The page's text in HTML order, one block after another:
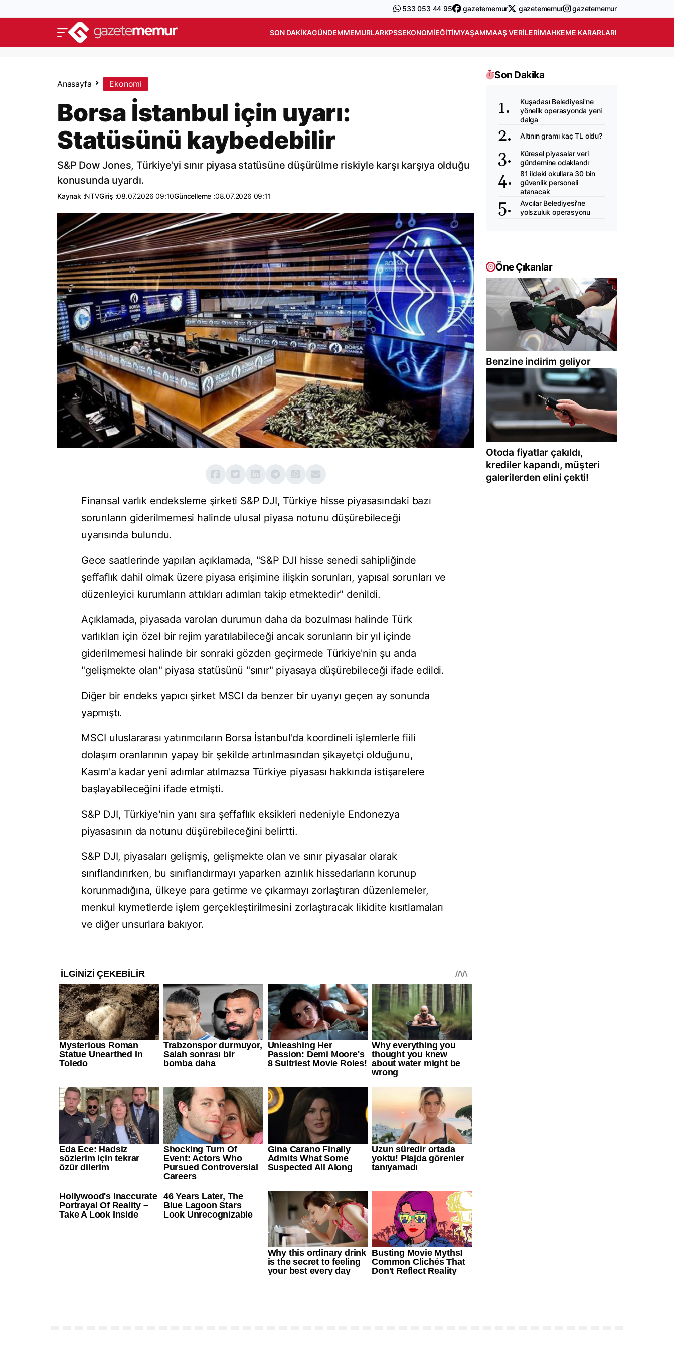
533 053 44 95 gazetememur gazetememur gazetememur
SON DAKIKAGÜNDEMMEMURLARKPSSEKONOMIEĞITIMYAŞAMMAAŞ VERILERIMAHKEME KARARLARI
Anasayfa Ekonomi
Borsa İstanbul için uyarı:
Statüsünü kaybedebilir
S&P Dow Jones, Türkiye'yi sınır piyasa statüsüne düşürülme riskiyle karşı karşıya olduğu
konusunda uyardı.
Kaynak :NTVGiriş :08.07.2026 09:10Güncelleme :08.07.2026 09:11
Finansal varlık endeksleme şirketi S&P DJI, Türkiye hisse piyasasındaki bazı
sorunların giderilmemesi halinde ulusal piyasa notunu düşürebileceği
uyarısında bulundu.
Gece saatlerinde yapılan açıklamada, "S&P DJI hisse senedi sahipliğinde
şeffaflık dahil olmak üzere piyasa erişimine ilişkin sorunları, yapısal sorunları ve
düzenleyici kurumların attıkları adımları takip etmektedir" denildi.
Açıklamada, ⁠piyasada varolan durumun daha da bozulması halinde Türk
varlıkları için özel bir rejim yaratılabileceği ancak sorunların bir yıl içinde
giderilmemesi halinde bir sonraki gözden geçirmede Türkiye'nin şu anda
"gelişmekte olan" piyasa statüsünü "sınır" piyasaya düşürebileceği ifade edildi.
Diğer bir endeks yapıcı şirket MSCI ⁠da benzer bir uyarıyı geçen ay sonunda
yapmıştı.
MSCI uluslararası yatırımcıların Borsa İstanbul'da koordineli işlemlerle fiili
dolaşım oranlarının yapay bir şekilde artırılmasından şikayetçi olduğunu,
Kasım'a kadar yeni adımlar atılmazsa Türkiye piyasası hakkında istişarelere
başlayabileceğini ifade etmişti.
S&P DJI, Türkiye'nin yanı sıra şeffaflık eksikleri nedeniyle Endonezya
piyasasının da notunu düşürebileceğini belirtti.
S&P ⁠DJI, ⁠piyasaları gelişmiş, gelişmekte olan ve sınır piyasalar olarak
sınıflandırırken, bu sınıflandırmayı yaparken azınlık hissedarların korunup
korunmadığına, ülkeye para getirme ve çıkarmayı zorlaştıran düzenlemeler,
menkul kıymetlerde işlem gerçekleştirilmesini zorlaştıracak likidite kısıtlamaları
ve diğer unsurlara bakıyor.
Son Dakika
Kuşadası Belediyesi'ne
yönelik operasyonda yeni
dalga
Altının gramı kaç TL oldu?
Küresel piyasalar veri
gündemine odaklandı
81 ildeki okullara 30 bin
güvenlik personeli
atanacak
Avcılar Belediyesi'ne
yolszuluk operasyonu
Öne Çıkanlar
Benzine indirim geliyor
Otoda fiyatlar çakıldı,
krediler kapandı, müşteri
galerilerden elini çekti!